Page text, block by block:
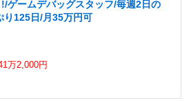
ゲームデバッグスタッフ/毎週2日の
り125日/月35万円可
万2,000円